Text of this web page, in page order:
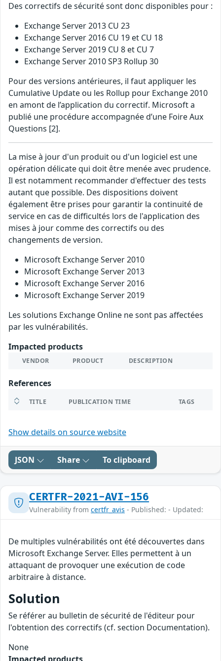
Des correctifs de sécurité sont donc disponibles pour :
Exchange Server 2013 CU 23
Exchange Server 2016 CU 19 et CU 18
Exchange Server 2019 CU 8 et CU 7
Exchange Server 2010 SP3 Rollup 30
Pour des versions antérieures, il faut appliquer les
Cumulative Update ou les Rollup pour Exchange 2010
en amont de l’application du correctif. Microsoft a
publié une procédure accompagnée d’une Foire Aux
Questions [2].
La mise à jour d'un produit ou d'un logiciel est une
opération délicate qui doit être menée avec prudence.
Il est notamment recommander d'effectuer des tests
autant que possible. Des dispositions doivent
également être prises pour garantir la continuité de
service en cas de difficultés lors de l'application des
mises à jour comme des correctifs ou des
changements de version.
Microsoft Exchange Server 2010
Microsoft Exchange Server 2013
Microsoft Exchange Server 2016
Microsoft Exchange Server 2019
Les solutions Exchange Online ne sont pas affectées
par les vulnérabilités.
Impacted products
VENDOR PRODUCT DESCRIPTION
References
TITLE PUBLICATION TIME TAGS
Show details on source website
JSON Share To clipboard
CERTFR-2021-AVI-156
Vulnerability from certfr_avis - Published: - Updated:
De multiples vulnérabilités ont été découvertes dans
Microsoft Exchange Server. Elles permettent à un
attaquant de provoquer une exécution de code
arbitraire à distance.
Solution
Se référer au bulletin de sécurité de l'éditeur pour
l'obtention des correctifs (cf. section Documentation).
None